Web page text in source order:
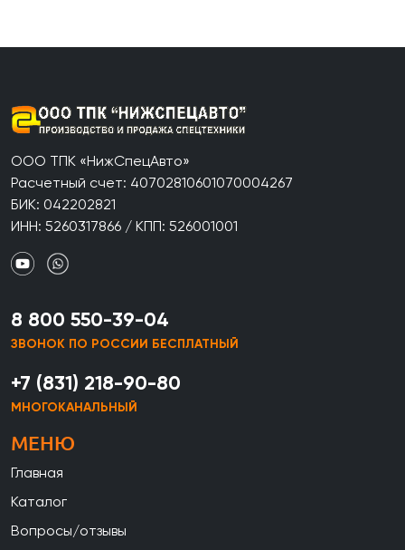
ООО ТПК «НижСпецАвто»
Расчетный счет: 40702810601070004267
БИК: 042202821
ИНН: 5260317866 / КПП: 526001001
8 800 550-39-04
ЗВОНОК ПО РОССИИ БЕСПЛАТНЫЙ
+7 (831) 218-90-80
МНОГОКАНАЛЬНЫЙ
МЕНЮ
Главная
Каталог
Вопросы/отзывы